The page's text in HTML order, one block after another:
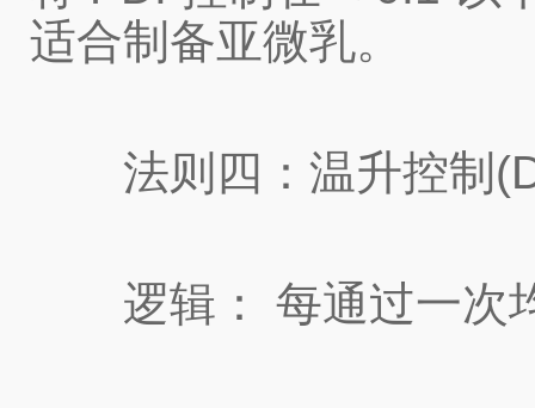
适合制备亚微乳。
法则四：温升控制
逻辑： 每通过一次